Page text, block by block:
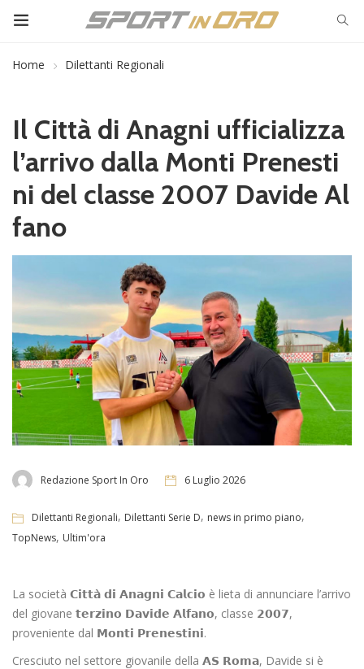
Home Dilettanti Regionali
Il Città di Anagni ufficializza
l’arrivo dalla Monti Prenesti
ni del classe 2007 Davide Al
fano
Redazione Sport In Oro 6 Luglio 2026
Dilettanti Regionali, Dilettanti Serie D, news in primo piano,
TopNews, Ultim'ora
La società 𝗖𝗶𝘁𝘁𝗮̀ 𝗱𝗶 𝗔𝗻𝗮𝗴𝗻𝗶 𝗖𝗮𝗹𝗰𝗶𝗼 è lieta di annunciare l’arrivo
del giovane 𝘁𝗲𝗿𝘇𝗶𝗻𝗼 𝗗𝗮𝘃𝗶𝗱𝗲 𝗔𝗹𝗳𝗮𝗻𝗼, classe 𝟮𝟬𝟬𝟳,
proveniente dal 𝗠𝗼𝗻𝘁𝗶 𝗣𝗿𝗲𝗻𝗲𝘀𝘁𝗶𝗻𝗶.
Cresciuto nel settore giovanile della 𝗔𝗦 𝗥𝗼𝗺𝗮, Davide si è